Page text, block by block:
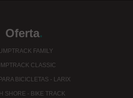
Oferta.
FAMILY
CLASSIC
BICICLETAS - LARIX
SHORE - BIKE TRACK